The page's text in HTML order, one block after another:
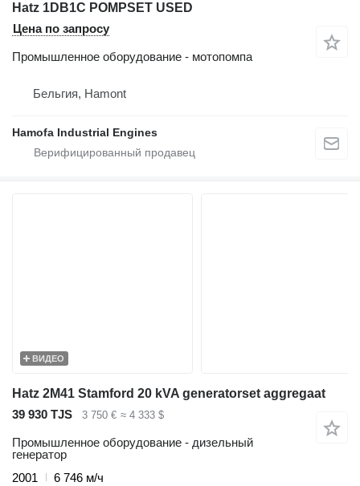
Hatz 1DB1C POMPSET USED
Цена по запросу
Промышленное оборудование - мотопомпа
Бельгия, Hamont
Hamofa Industrial Engines
ВИДЕО
Hatz 2M41 Stamford 20 kVA generatorset aggregaat
39 930 TJS
3 750 € ≈ 4 333 $
Промышленное оборудование - дизельный
генератор
2001
6 746 м/ч